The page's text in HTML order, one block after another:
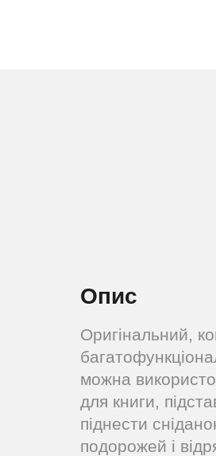
Опис
Оригінальний,
можна
для книги,
піднести
подорожей і